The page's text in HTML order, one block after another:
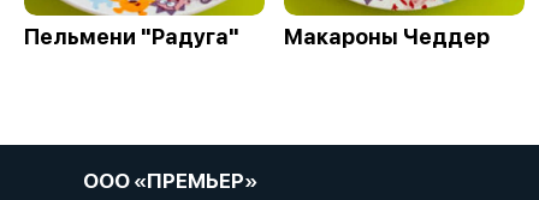
Пельмени "Радуга" Макароны Чеддер
ООО «ПРЕМЬЕР»